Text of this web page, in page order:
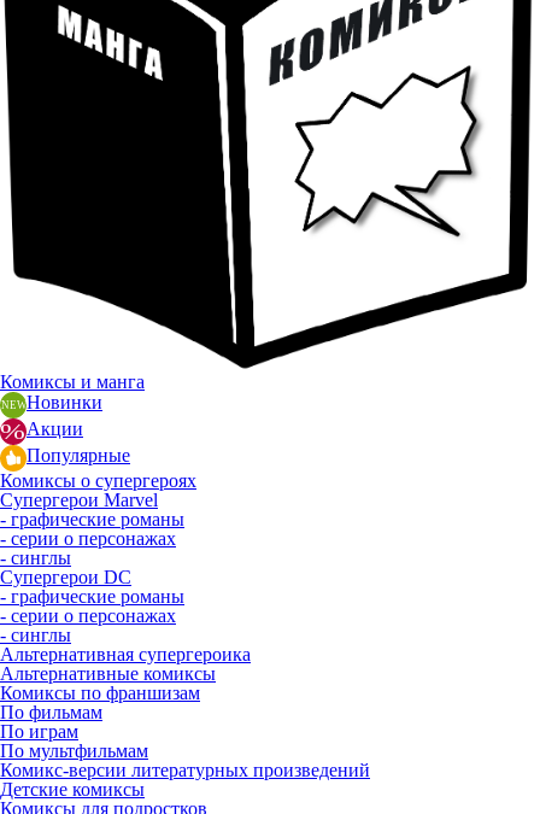
Комиксы и манга
Новинки
Акции
Популярные
Комиксы о супергероях
Супергерои Marvel
- графические романы
- серии о персонажах
- синглы
Супергерои DC
- графические романы
- серии о персонажах
- синглы
Альтернативная супергероика
Альтернативные комиксы
Комиксы по франшизам
По фильмам
По играм
По мультфильмам
Комикс-версии литературных произведений
Детские комиксы
Комиксы для подростков